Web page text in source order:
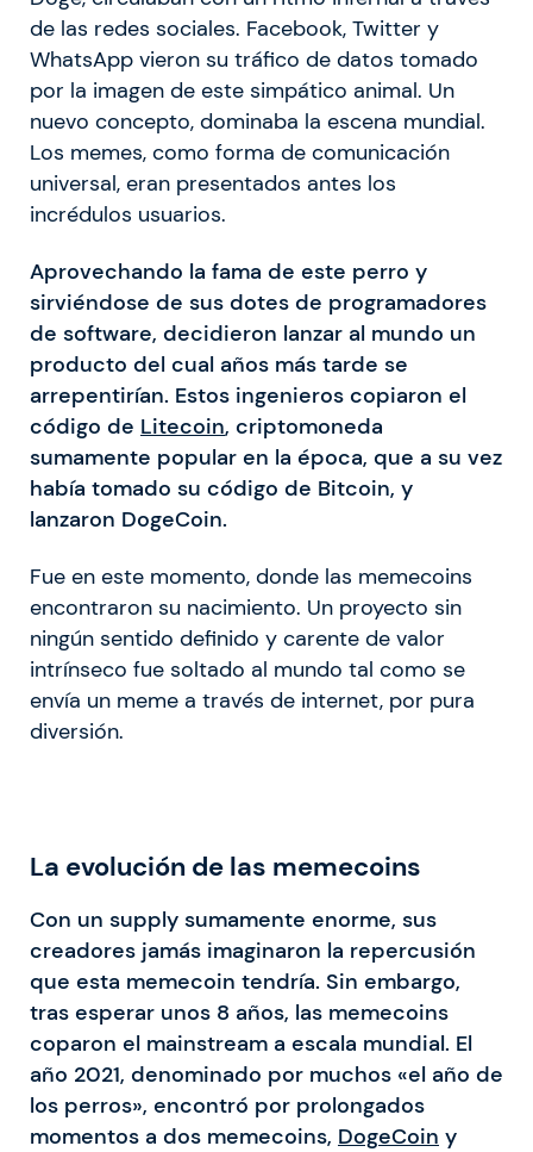
de las redes sociales. Facebook, Twitter y
WhatsApp vieron su tráfico de datos tomado
por la imagen de este simpático animal. Un
nuevo concepto, dominaba la escena mundial.
Los memes, como forma de comunicación
universal, eran presentados antes los
incrédulos usuarios.
Aprovechando la fama de este perro y
sirviéndose de sus dotes de programadores
de software, decidieron lanzar al mundo un
producto del cual años más tarde se
arrepentirían. Estos ingenieros copiaron el
código de Litecoin, criptomoneda
sumamente popular en la época, que a su vez
había tomado su código de Bitcoin, y
lanzaron DogeCoin.
Fue en este momento, donde las memecoins
encontraron su nacimiento. Un proyecto sin
ningún sentido definido y carente de valor
intrínseco fue soltado al mundo tal como se
envía un meme a través de internet, por pura
diversión.
La evolución de las memecoins
Con un supply sumamente enorme, sus
creadores jamás imaginaron la repercusión
que esta memecoin tendría. Sin embargo,
tras esperar unos 8 años, las memecoins
coparon el mainstream a escala mundial. El
año 2021, denominado por muchos «el año de
los perros», encontró por prolongados
momentos a dos memecoins, DogeCoin y